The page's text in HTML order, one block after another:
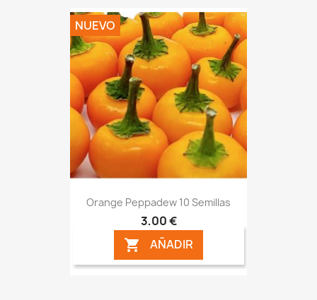
Orange Peppadew 10 Semillas
3,00 €
 AÑADIR
NUEVO